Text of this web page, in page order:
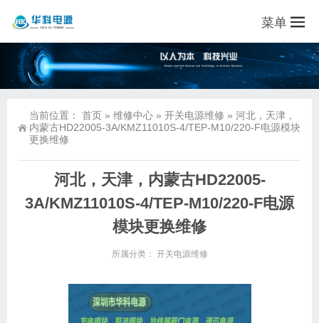
菜单
当前位置： 首页 » 维修中心 » 开关电源维修 » 河北，天津，
内蒙古HD22005-3A/KMZ11010S-4/TEP-M10/220-F电源模块
更换维修
河北，天津，内蒙古HD22005-
3A/KMZ11010S-4/TEP-M10/220-F电源
模块更换维修
所属分类： 开关电源维修